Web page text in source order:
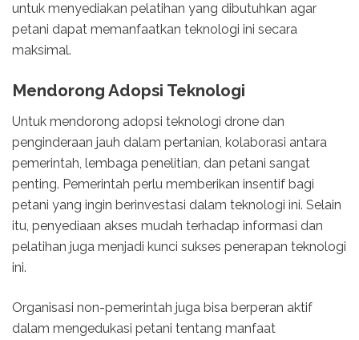
untuk menyediakan pelatihan yang dibutuhkan agar
petani dapat memanfaatkan teknologi ini secara
maksimal.
Mendorong Adopsi Teknologi
Untuk mendorong adopsi teknologi drone dan
penginderaan jauh dalam pertanian, kolaborasi antara
pemerintah, lembaga penelitian, dan petani sangat
penting. Pemerintah perlu memberikan insentif bagi
petani yang ingin berinvestasi dalam teknologi ini. Selain
itu, penyediaan akses mudah terhadap informasi dan
pelatihan juga menjadi kunci sukses penerapan teknologi
ini.
Organisasi non-pemerintah juga bisa berperan aktif
dalam mengedukasi petani tentang manfaat